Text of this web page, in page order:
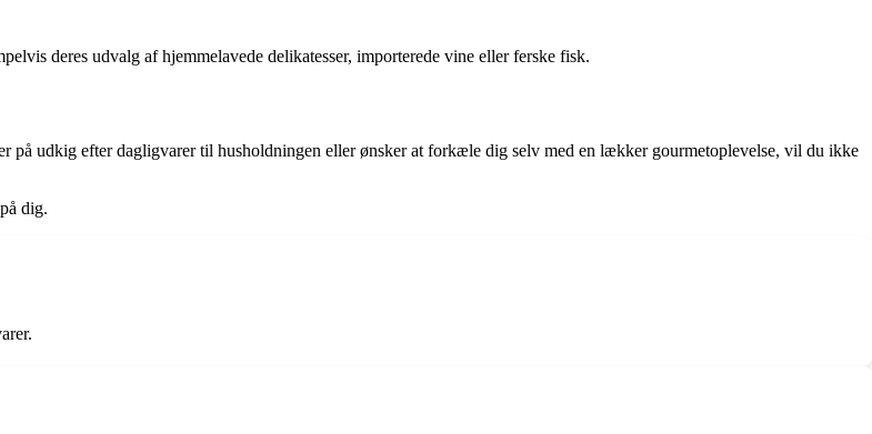
deres udvalg af hjemmelavede delikatesser, importerede vine eller ferske fisk.
på udkig efter dagligvarer til husholdningen eller ønsker at forkæle dig selv med en lækker gourmetoplevelse, vil du ikke
dig.